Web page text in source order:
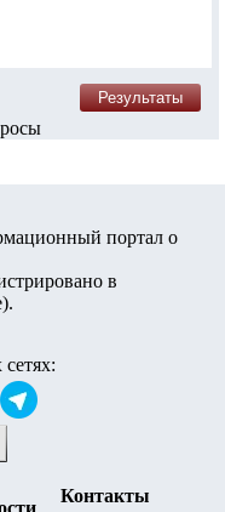
портал о
в
).
Контакты